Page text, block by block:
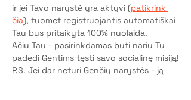
ir jei Tavo narystė yra aktyvi (patikrink
čia), tuomet registruojantis automatiškai
Tau bus pritaikyta 100% nuolaida.
Ačiū Tau - pasirinkdamas būti nariu Tu
padedi Gentims tęsti savo socialinę misiją!
P.S. Jei dar neturi Genčių narystės - ją